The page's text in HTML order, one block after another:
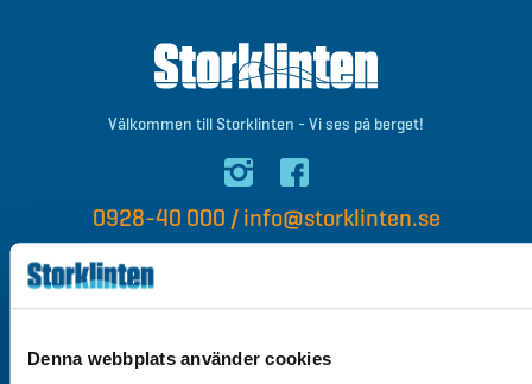
Denna webbplats använder cookies
Välkommen till Storklinten - Vi ses på berget!
0928-40 000 / info@storklinten.se